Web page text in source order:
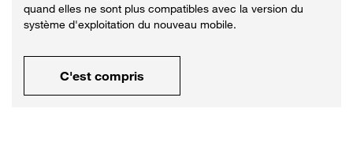
quand elles ne sont plus compatibles avec la version du
système d'exploitation du nouveau mobile.
C'est compris